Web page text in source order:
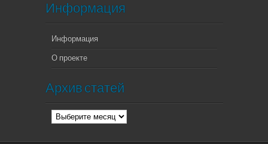
Информация
Информация
О проекте
Архив статей
Архив
статей